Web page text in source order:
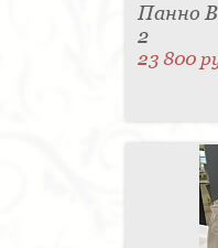
Панно
2
23 800